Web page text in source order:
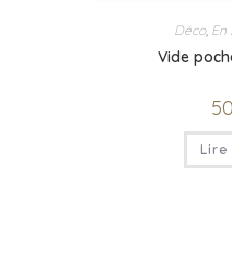
Déco, En
Vide